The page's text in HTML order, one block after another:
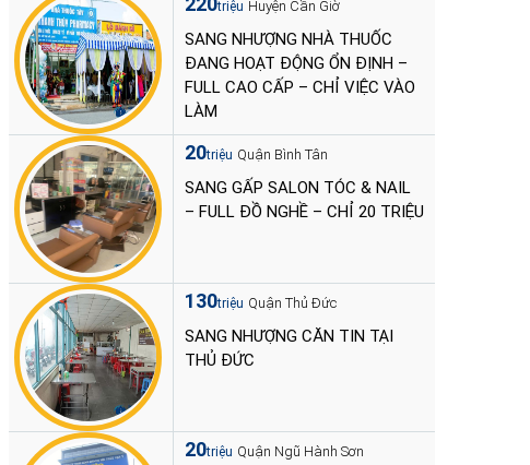
triệu Huyện Cần Giờ
SANG NHƯỢNG NHÀ THUỐC
ĐANG HOẠT ĐỘNG ỔN ĐỊNH –
FULL CAO CẤP – CHỈ VIỆC VÀO
LÀM
20triệu Quận Bình Tân
SANG GẤP SALON TÓC & NAIL
– FULL ĐỒ NGHỀ – CHỈ 20 TRIỆU
130triệu Quận Thủ Đức
SANG NHƯỢNG CĂN TIN TẠI
THỦ ĐỨC
20triệu Quận Ngũ Hành Sơn